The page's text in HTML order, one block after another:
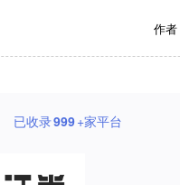
作
已收录999+家平台